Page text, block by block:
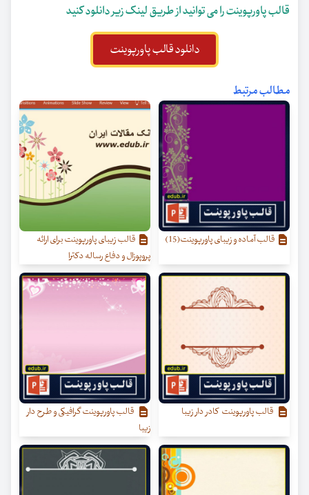
قالب پاورپوینت را می توانید از طریق لینک زیر دانلود کنید
دانلود قالب پاورپوینت
مطالب مرتبط
قالب آماده و زیبای پاورپوینت(15)
قالب زیبای پاورپوینت برای ارائه
پروپوزال و دفاع رساله دکترا
قالب پاورپوینت کادر دار زیبا
قالب پاورپوینت گرافیکی و طرح دار
زیبا